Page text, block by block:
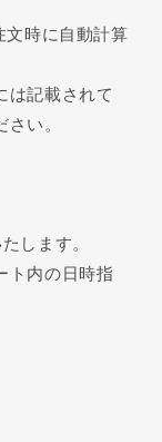
時に自動計算
は記載されて
い。
します。
ト内の日時指